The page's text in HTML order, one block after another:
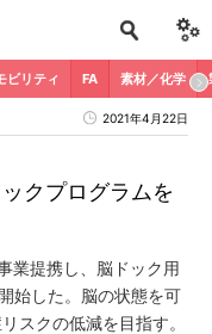
ビリティ FA 素材／化学
2021年4月22日
クプログラムを
業提携し、脳ドック用
始した。脳の状態を可
スクの低減を目指す。